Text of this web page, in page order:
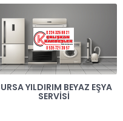
YILDIRIM BEYAZ EŞYA
SERVISI